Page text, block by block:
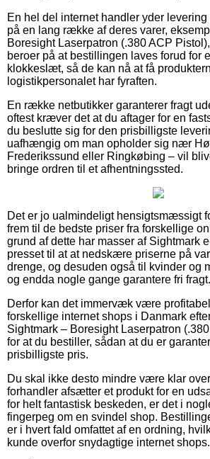
En hel del internet handler yder
på en lang række af deres varer,
Boresight Laserpatron (.380 ACP
beroer på at bestillingen laves forud for
klokkeslæt, så de kan nå at få
logistikpersonalet har fyraften.
En række netbutikker garanterer fragt
oftest kræver det at du aftager for en
du beslutte sig for den prisbilligste
uafhængig om man opholder sig nær
Frederikssund eller Ringkøbing – vil
bringe ordren til et afhentningssted.
Det er jo ualmindeligt hensigtsmæssigt
frem til de bedste priser fra forskellige
grund af dette har masser af Sightmark
presset til at at nedskære priserne på
drenge, og desuden også til kvinder og
og endda nogle gange garantere fri fragt.
Derfor kan det immervæk være
forskellige internet shops i Danmark
Sightmark – Boresight Laserpatron
for at du bestiller, sådan at du er
prisbilligste pris.
Du skal ikke desto mindre være klar
forhandler afsætter et produkt for en
for helt fantastisk beskeden, er det i
fingerpeg om en svindel shop.
er i hvert fald omfattet af en ordning,
kunde overfor snydagtige internet shops.